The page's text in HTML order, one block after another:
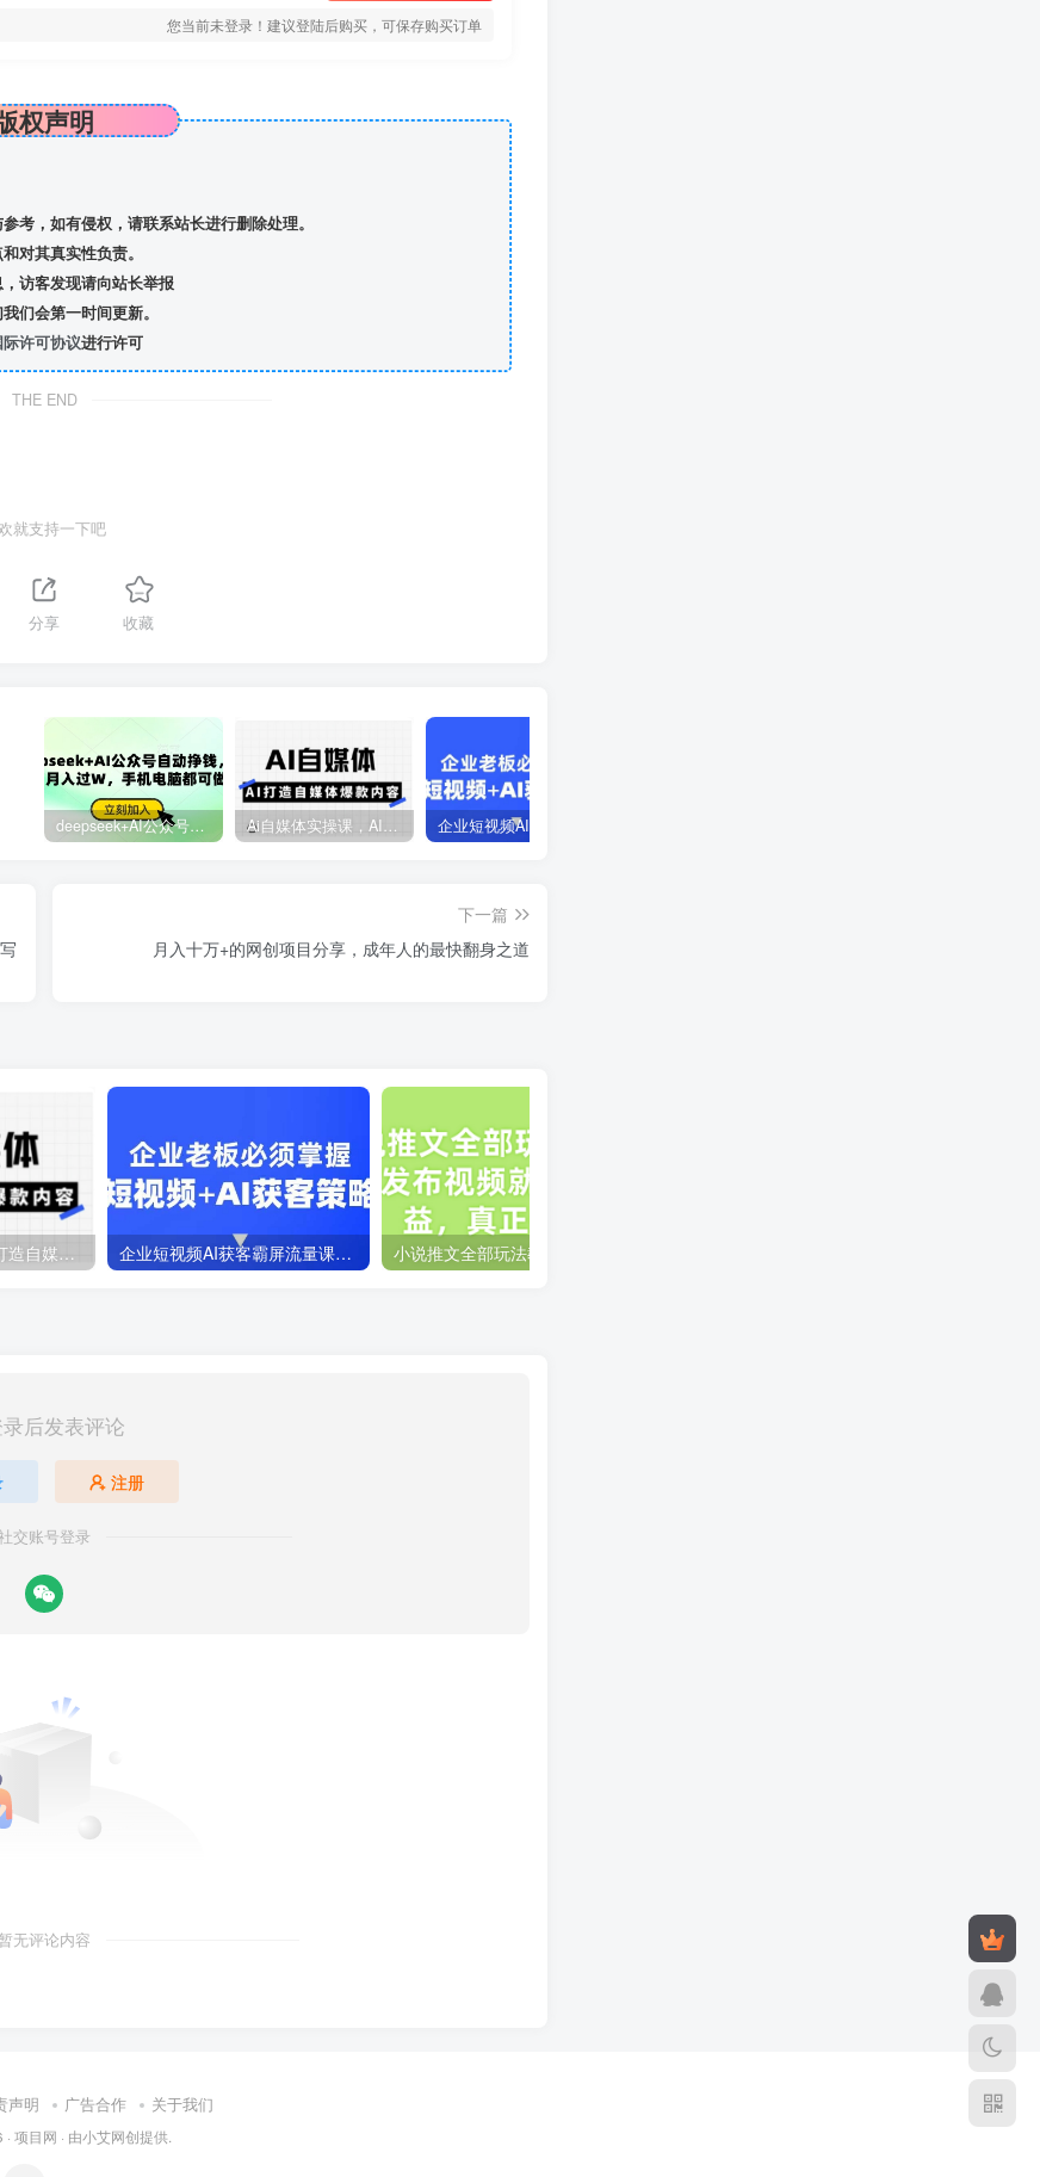
您当前未登录！建议登陆后购买，可保存购买订单
权声明
考，如有侵权，请联系站长进行删除处理。
对其真实性负责。
访客发现请向站长举报
们会第一时间更新。
许可协议进行许可
THE END
就支持一下吧
分享 收藏
deepseek+AI公众号自动挣钱，轻松月入过W，手机电脑都可做 Ai自媒体实操课，AI打造自媒体爆款内容
下一篇
月入十万+的网创项目分享，成年人的最快翻身之道
Ai自媒体实操课，AI打造自媒体爆款内容 企业短视频AI获客霸屏流量课，6步短视频+AI突围法，3大霸屏抢客策略
后发表评论
注册
交账号登录
暂无评论内容
声明 广告合作 关于我们
项目网 · 由小艾网创提供.